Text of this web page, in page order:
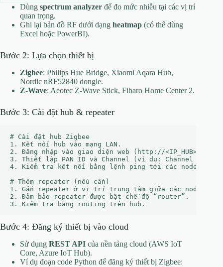
Dùng spectrum analyzer để đo mức nhiễu tại các vị trí
quan trọng.
Ghi lại bản đồ RF dưới dạng heatmap (có thể dùng
Excel hoặc PowerBI).
Bước 2: Lựa chọn thiết bị
Zigbee: Philips Hue Bridge, Xiaomi Aqara Hub,
Nordic nRF52840 dongle.
Z‑Wave: Aeotec Z‑Wave Stick, Fibaro Home Center 2.
Bước 3: Cài đặt hub & repeater
# Cài đặt hub Zigbee
1. Kết nối hub vào mạng LAN.
2. Đăng nhập vào giao diện web (http://<IP_HUB>/
3. Thiết lập PAN ID và Channel (ví dụ: Channel 15).
4. Kiểm tra kết nối bằng lệnh ping tới các node.
# Thêm repeater (nếu cần)
1. Gắn repeater ở vị trí trung tâm giữa các node.
2. Đảm bảo repeater được bật chế độ “router”.
Bước 4: Đăng ký thiết bị vào cloud
Sử dụng REST API của nền tảng cloud (AWS IoT
Core, Azure IoT Hub).
Ví dụ đoạn code Python để đăng ký thiết bị Zigbee: